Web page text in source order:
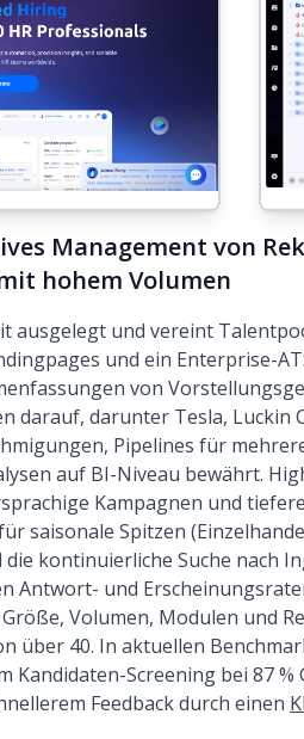
Management von
hohem Volumen
ausgelegt und vereint
und ein Enterprise-
von
darauf, darunter Tesla, Luckin
Pipelines für
auf BI-Niveau bewährt.
Kampagnen und
saisonale Spitzen
kontinuierliche Suche nach
Antwort- und
Volumen, Modulen und
über 40. In aktuellen
Kandidaten-Screening bei 87
Feedback durch einen